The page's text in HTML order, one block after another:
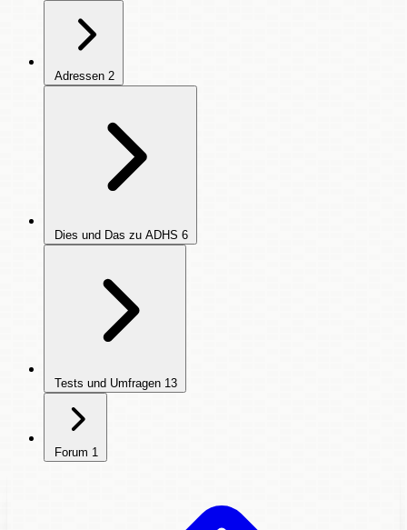
Adressen 2
Dies und Das zu ADHS 6
Tests und Umfragen 13
Forum 1